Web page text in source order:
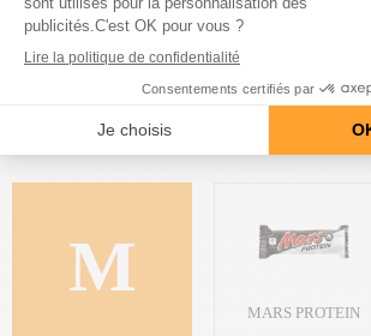
LIOT
M
MARS PROTEIN